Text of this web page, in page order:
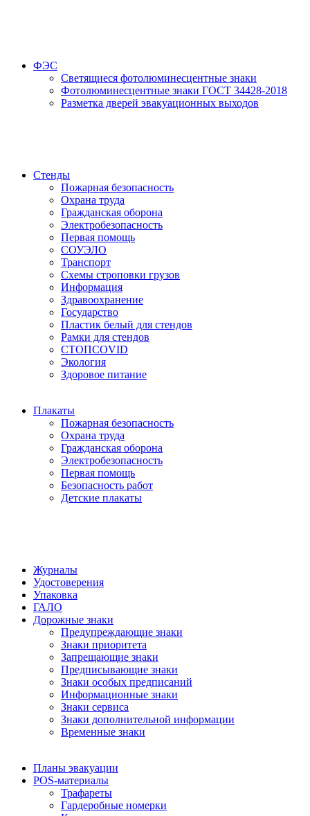
ФЭС
Светящиеся фотолюминесцентные знаки
Фотолюминесцентные знаки ГОСТ 34428-2018
Разметка дверей эвакуационных выходов
Стенды
Пожарная безопасность
Охрана труда
Гражданская оборона
Электробезопасность
Первая помощь
СОУЭЛО
Транспорт
Схемы строповки грузов
Информация
Здравоохранение
Государство
Пластик белый для стендов
Рамки для стендов
СТОПCOVID
Экология
Здоровое питание
Плакаты
Пожарная безопасность
Охрана труда
Гражданская оборона
Электробезопасность
Первая помощь
Безопасность работ
Детские плакаты
Журналы
Удостоверения
Упаковка
ГАЛО
Дорожные знаки
Предупреждающие знаки
Знаки приоритета
Запрещающие знаки
Предписывающие знаки
Знаки особых предписаний
Информационные знаки
Знаки сервиса
Знаки дополнительной информации
Временные знаки
Планы эвакуации
POS-материалы
Трафареты
Гардеробные номерки